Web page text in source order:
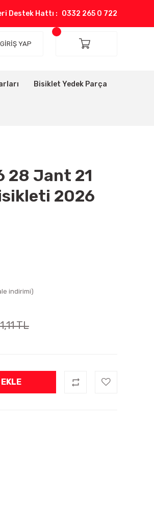
Destek Hattı : 0332 265 0 722
GİRİŞ YAP
Bisiklet Yedek Parça
28 Jant 21
2026
indirimi)
TL